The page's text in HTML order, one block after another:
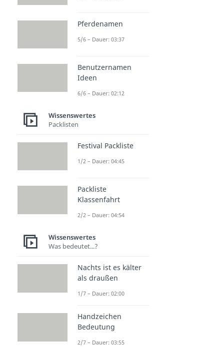
Pferdenamen
5/6 – Dauer: 03:37
Benutzernamen
Ideen
6/6 – Dauer: 02:12
Wissenswertes
Packlisten
Festival Packliste
1/2 – Dauer: 04:45
Packliste
Klassenfahrt
2/2 – Dauer: 04:54
Wissenswertes
Was bedeutet...?
Nachts ist es kälter
als draußen
1/7 – Dauer: 02:00
Handzeichen
Bedeutung
2/7 – Dauer: 03:55